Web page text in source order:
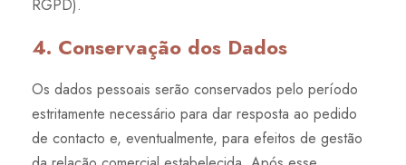
RGPD).
4. Conservação dos Dados
Os dados pessoais serão conservados pelo período
estritamente necessário para dar resposta ao pedido
de contacto e, eventualmente, para efeitos de gestão